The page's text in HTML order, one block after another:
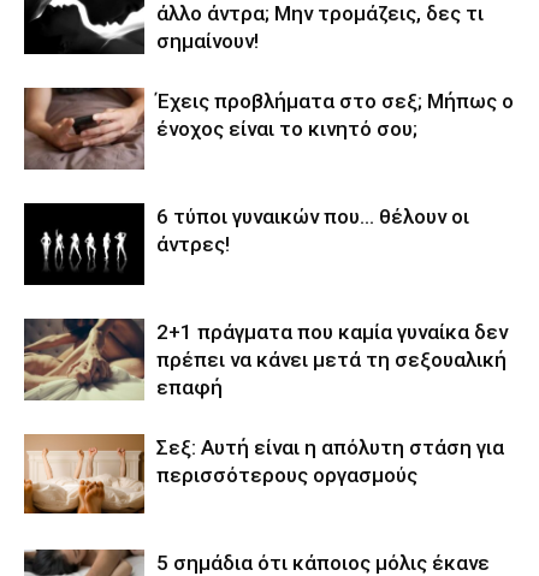
άλλο άντρα; Μην τρομάζεις, δες τι
σημαίνουν!
Έχεις προβλήματα στο σεξ; Μήπως ο
ένοχος είναι το κινητό σου;
6 τύποι γυναικών που… θέλουν οι
άντρες!
2+1 πράγματα που καμία γυναίκα δεν
πρέπει να κάνει μετά τη σεξουαλική
επαφή
Σεξ: Αυτή είναι η απόλυτη στάση για
περισσότερους οργασμούς
5 σημάδια ότι κάποιος μόλις έκανε